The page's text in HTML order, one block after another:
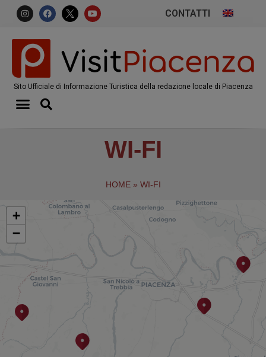
CONTATTI
Sito Ufficiale di Informazione Turistica della redazione locale di Piacenza
WI-FI
HOME» WI-FI
+
−